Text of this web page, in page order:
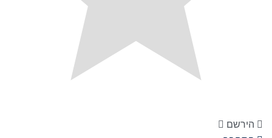
הירשם